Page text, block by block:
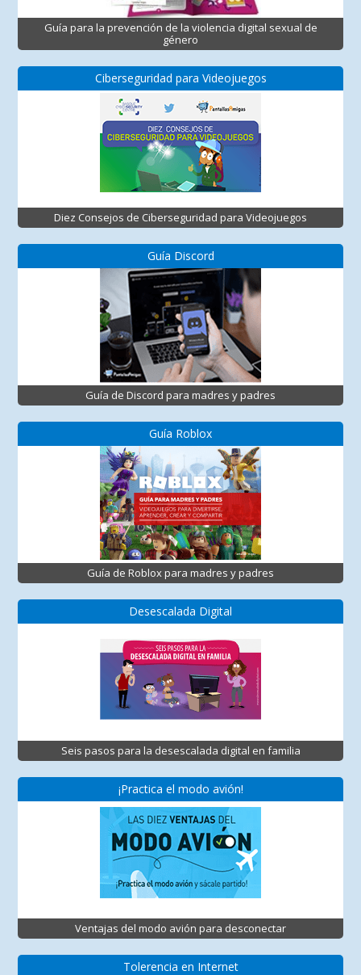
Guía para la prevención de la violencia digital sexual de
género
Ciberseguridad para Videojuegos
Diez Consejos de Ciberseguridad para Videojuegos
Guía Discord
Guía de Discord para madres y padres
Guía Roblox
Guía de Roblox para madres y padres
Desescalada Digital
Seis pasos para la desescalada digital en familia
¡Practica el modo avión!
Ventajas del modo avión para desconectar
Tolerencia en Internet